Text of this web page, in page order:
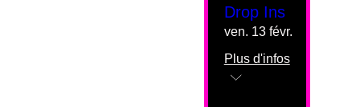
Drop Ins
ven. 13 févr.
Plus d'infos